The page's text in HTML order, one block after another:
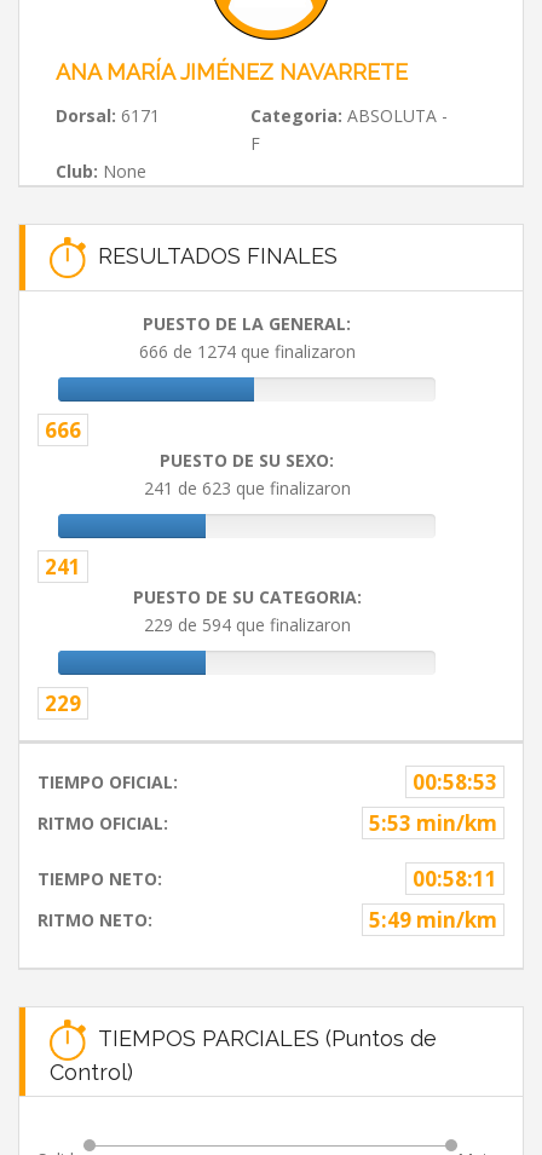
ANA MARÍA JIMÉNEZ NAVARRETE
Dorsal: 6171 Categoria: ABSOLUTA -
F
Club: None
RESULTADOS FINALES
PUESTO DE LA GENERAL:
666 de 1274 que finalizaron
666
PUESTO DE SU SEXO:
241 de 623 que finalizaron
241
PUESTO DE SU CATEGORIA:
229 de 594 que finalizaron
229
TIEMPO OFICIAL: 00:58:53
RITMO OFICIAL: 5:53 min/km
TIEMPO NETO: 00:58:11
RITMO NETO: 5:49 min/km
TIEMPOS PARCIALES (Puntos de
Control)